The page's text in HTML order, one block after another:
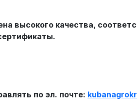
высокого качества,
по эл. почте: